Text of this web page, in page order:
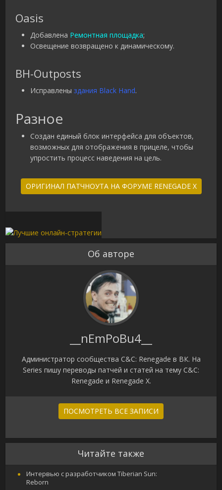
Oasis
Добавлена Ремонтная площадка;
Освещение возвращено к динамическому.
BH-Outposts
Исправленыздания Black Hand.
Разное
Создан единый блок интерфейса для объектов,
возможных для отображения в прицеле, чтобы
упростить процесс наведения на цель.
ОРИГИНАЛ ПАТЧНОУТА НА ФОРУМЕ RENEGADE X
Об авторе
__nEmPoBu4__
Администратор сообщества C&C: Renegade в ВК. На
Series пишу переводы патчей и статей на тему C&C:
Renegade и Renegade X.
ПОСМОТРЕТЬ ВСЕ ЗАПИСИ
Читайте также
Интервью с разработчиком Tiberian Sun:
Reborn